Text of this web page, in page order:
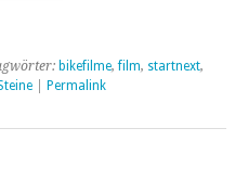
bikefilme,film, startnext,
Permalink